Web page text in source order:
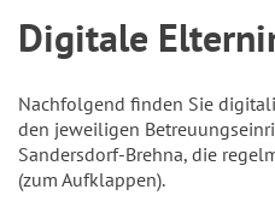
Digitale
Nachfolgend finden Sie
den jeweiligen
Sandersdorf-Brehna, die
(zum Aufklappen).